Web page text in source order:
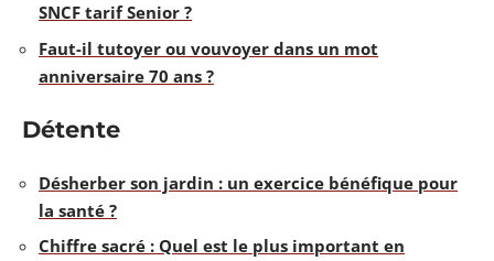
SNCF tarif Senior ?
Faut-il tutoyer ou vouvoyer dans un mot
anniversaire 70 ans ?
Détente
Désherber son jardin : un exercice bénéfique pour
la santé ?
Chiffre sacré : Quel est le plus important en